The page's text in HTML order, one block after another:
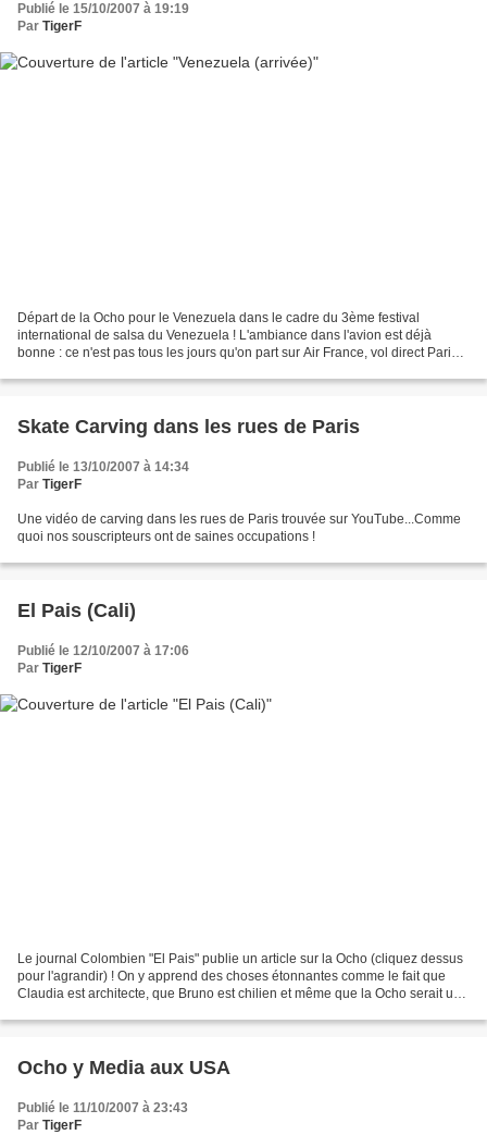
Publié le 15/10/2007 à 19:19
Par TigerF
Départ de la Ocho pour le Venezuela dans le cadre du 3ème festival
international de salsa du Venezuela ! L'ambiance dans l'avion est déjà
bonne : ce n'est pas tous les jours qu'on part sur Air France, vol direct Paris-
Skate Carving dans les rues de Paris
Publié le 13/10/2007 à 14:34
Par TigerF
Une vidéo de carving dans les rues de Paris trouvée sur YouTube...Comme
quoi nos souscripteurs ont de saines occupations !
El Pais (Cali)
Publié le 12/10/2007 à 17:06
Par TigerF
Le journal Colombien "El Pais" publie un article sur la Ocho (cliquez dessus
pour l'agrandir) ! On y apprend des choses étonnantes comme le fait que
Claudia est architecte, que Bruno est chilien et même que la Ocho serait un
Ocho y Media aux USA
Publié le 11/10/2007 à 23:43
Par TigerF